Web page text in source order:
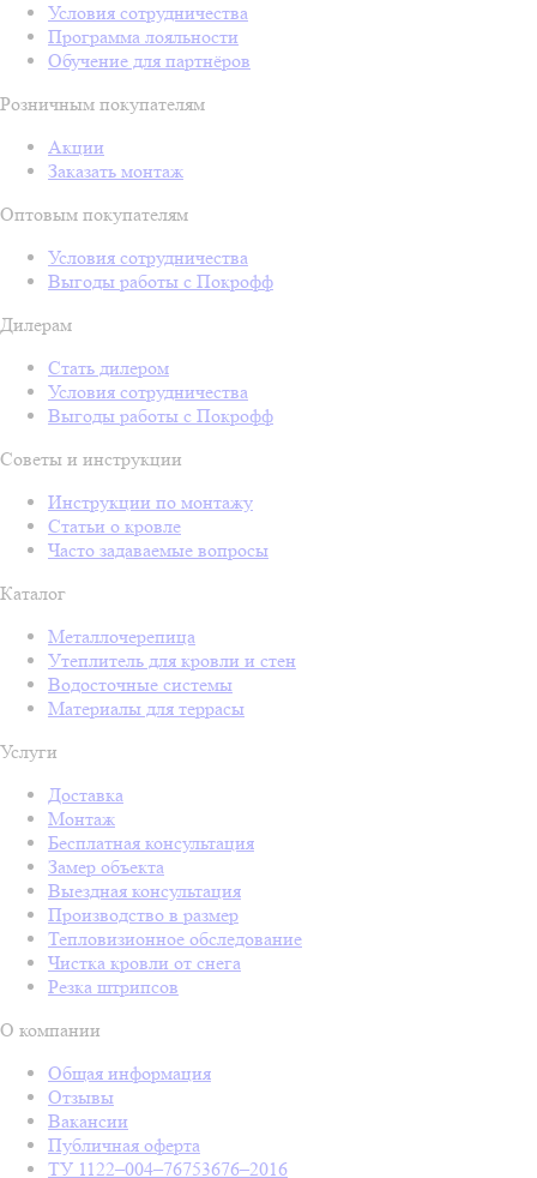
Условия сотрудничества
Программа лояльности
Обучение для партнёров
Розничным покупателям
Акции
Заказать монтаж
Оптовым покупателям
Условия сотрудничества
Выгоды работы с Покрофф
Дилерам
Стать дилером
Условия сотрудничества
Выгоды работы с Покрофф
Советы и инструкции
Инструкции по монтажу
Статьи о кровле
Часто задаваемые вопросы
Каталог
Металлочерепица
Утеплитель для кровли и стен
Водосточные системы
Материалы для террасы
Услуги
Доставка
Монтаж
Бесплатная консультация
Замер объекта
Выездная консультация
Производство в размер
Тепловизионное обследование
Чистка кровли от снега
Резка штрипсов
О компании
Общая информация
Отзывы
Вакансии
Публичная оферта
ТУ 1122–004–76753676–2016